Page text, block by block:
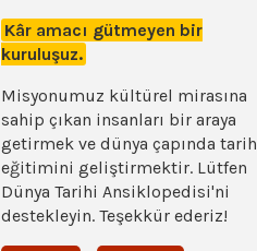
Kâr amacı gütmeyen bir
kuruluşuz.
Misyonumuz kültürel mirasına
sahip çıkan insanları bir araya
getirmek ve dünya çapında tarih
eğitimini geliştirmektir. Lütfen
Dünya Tarihi Ansiklopedisi'ni
destekleyin. Teşekkür ederiz!